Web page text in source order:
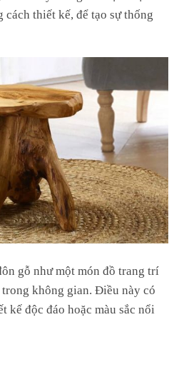
cách thiết kế, để tạo sự thống
gỗ như một món đồ trang trí
trong không gian. Điều này có
kế độc đáo hoặc màu sắc nổi